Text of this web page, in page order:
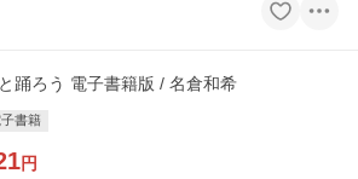
踊ろう 電子書籍版 / 名倉和希
子書籍
円